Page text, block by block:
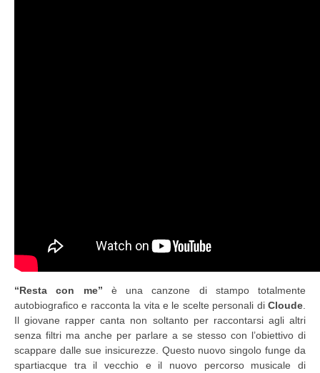
“Resta con me” è una canzone di stampo totalmente
autobiografico e racconta la vita e le scelte personali di Cloude
Il giovane rapper canta non soltanto per raccontarsi agli altri
senza filtri ma anche per parlare a se stesso con l’obiettivo di
scappare dalle sue insicurezze. Questo nuovo singolo funge da
spartiacque tra il vecchio e il nuovo percorso musicale di